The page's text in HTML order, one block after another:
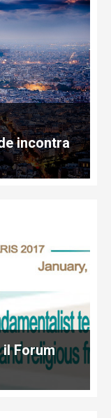
incontra
il Forum